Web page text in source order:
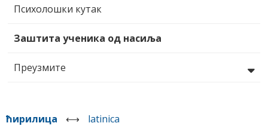
Психолошки кутак
Заштита ученика од насиља
Преузмите
ћирилица ⟷ latinica